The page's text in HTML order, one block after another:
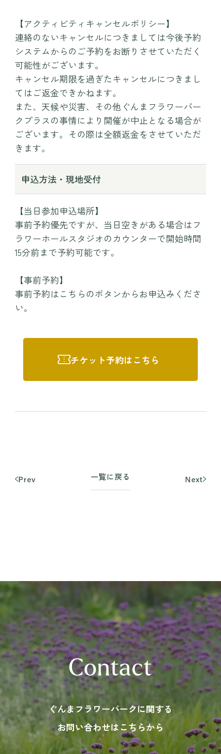
【アクティビティキャンセルポリシー】
連絡のないキャンセルにつきましては今後予約
システムからのご予約をお断りさせていただく
可能性がございます。
キャンセル期限を過ぎたキャンセルにつきまし
てはご返金できかねます。
また、天候や災害、その他ぐんまフラワーパー
クプラスの事情により開催が中止となる場合が
ございます。その際は全額返金をさせていただ
きます。
申込方法・現地受付
【当日参加申込場所】
事前予約優先ですが、当日空きがある場合はフ
ラワーホールスタジオのカウンターで開始時間
15分前まで予約可能です。
【事前予約】
事前予約はこちらのボタンからお申込みくださ
い。
チケット予約はこちら
Prev 一覧に戻る Next
Contact
ぐんまフラワーパークに関する
お問い合わせはこちらから